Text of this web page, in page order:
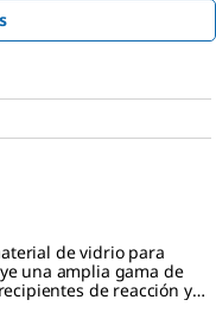
de vidrio para
una amplia gama de
de reacción y